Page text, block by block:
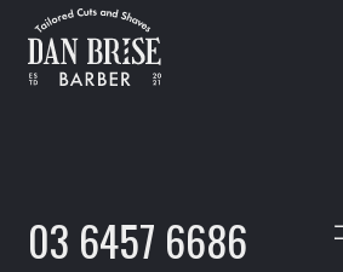
03 6457 6686